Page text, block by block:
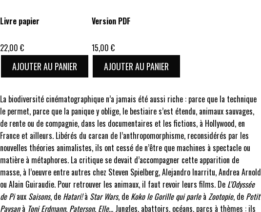
Livre papier
22,00 €
AJOUTER AU PANIER
Version PDF
15,00 €
AJOUTER AU PANIER
La biodiversité cinématographique n’a jamais été aussi riche : parce que la technique
le permet, parce que la panique y oblige, le bestiaire s’est étendu, animaux sauvages,
de rente ou de compagnie, dans les documentaires et les fictions, à Hollywood, en
France et ailleurs. Libérés du carcan de l’anthropomorphisme, reconsidérés par les
nouvelles théories animalistes, ils ont cessé de n’être que machines à spectacle ou
matière à métaphores. La critique se devait d’accompagner cette apparition de
masse, à l’oeuvre entre autres chez Steven Spielberg, Alejandro Inarritu, Andrea Arnold
ou Alain Guiraudie. Pour retrouver les animaux, il faut revoir leurs films. De L’Odyssée
de Piaux Saisons, de Hatari!à Star Wars, de Koko le Gorille qui parleà Zootopie, de Petit
Paysanà Toni Erdmann, Paterson, Elle… Jungles, abattoirs, océans, parcs à thèmes : ils